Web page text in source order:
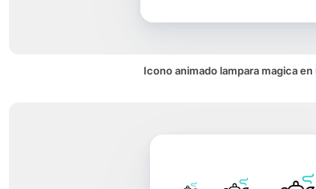
Icono animado lampara magica en